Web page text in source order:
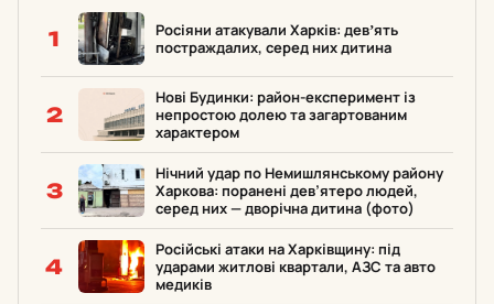
1
Росіяни атакували Харків: девʼять
постраждалих, серед них дитина
2
Нові Будинки: район-експеримент із
непростою долею та загартованим
характером
3
Нічний удар по Немишлянському району
Харкова: поранені дев’ятеро людей,
серед них — дворічна дитина (фото)
4
Російські атаки на Харківщину: під
ударами житлові квартали, АЗС та авто
медиків